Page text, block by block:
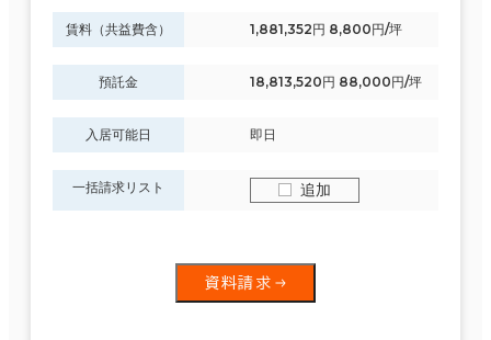
賃料（共益費含） 1,881,352円 8,800円/坪
預託金 18,813,520円 88,000円/坪
入居可能日 即日
一括請求リスト 追加
資料請求